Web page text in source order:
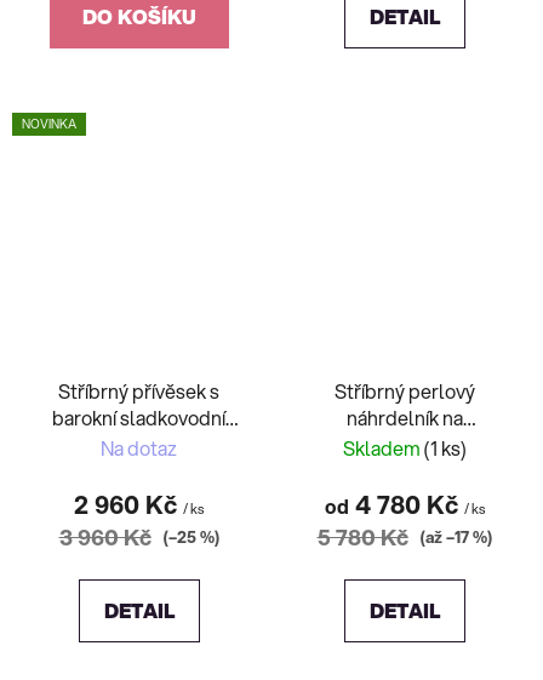
DO KOŠÍKU DETAIL
NOVINKA
Stříbrný přívěsek s
barokní sladkovodní
perlou
Na dotaz
2 960 Kč / ks
3 960 Kč (–25 %)
DETAIL
Stříbrný perlový
náhrdelník na
magnetické zapínání
Skladem(1 ks)
od 4 780 Kč / ks
5 780 Kč (až –17 %)
DETAIL